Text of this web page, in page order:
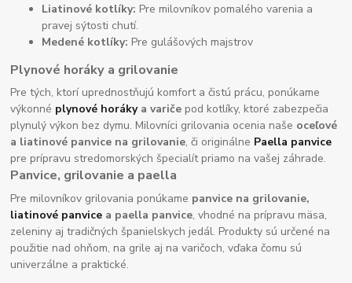
Liatinové kotlíky: Pre milovníkov pomalého varenia a
pravej sýtosti chutí.
Medené kotlíky: Pre gulášových majstrov
Plynové horáky a grilovanie
Pre tých, ktorí uprednostňujú komfort a čistú prácu, ponúkame
výkonné plynové horákya variče pod kotlíky, ktoré zabezpečia
plynulý výkon bez dymu. Milovníci grilovania ocenia naše oceľové
a liatinové panvice na grilovanie, či originálne Paella panvice
pre prípravu stredomorských špecialít priamo na vašej záhrade.
Panvice, grilovanie a paella
Pre milovníkov grilovania ponúkame panvice na grilovanie,
liatinové panvice a paella panvice, vhodné na prípravu mäsa,
zeleniny aj tradičných španielskych jedál. Produkty sú určené na
použitie nad ohňom, na grile aj na varičoch, vďaka čomu sú
univerzálne a praktické.